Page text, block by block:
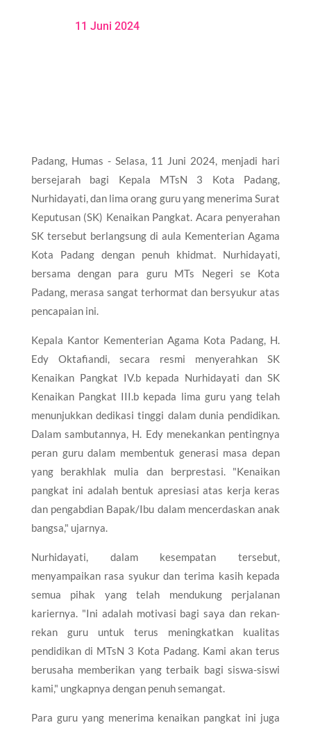
11 Juni 2024
Padang, Humas - Selasa, 11 Juni 2024, menjadi hari
bersejarah bagi Kepala MTsN 3 Kota Padang,
Nurhidayati, dan lima orang guru yang menerima Surat
Keputusan (SK) Kenaikan Pangkat. Acara penyerahan
SK tersebut berlangsung di aula Kementerian Agama
Kota Padang dengan penuh khidmat. Nurhidayati,
bersama dengan para guru MTs Negeri se Kota
Padang, merasa sangat terhormat dan bersyukur atas
pencapaian ini.
Kepala Kantor Kementerian Agama Kota Padang, H.
Edy Oktafiandi, secara resmi menyerahkan SK
Kenaikan Pangkat IV.b kepada Nurhidayati dan SK
Kenaikan Pangkat III.b kepada lima guru yang telah
menunjukkan dedikasi tinggi dalam dunia pendidikan.
Dalam sambutannya, H. Edy menekankan pentingnya
peran guru dalam membentuk generasi masa depan
yang berakhlak mulia dan berprestasi. "Kenaikan
pangkat ini adalah bentuk apresiasi atas kerja keras
dan pengabdian Bapak/Ibu dalam mencerdaskan anak
bangsa," ujarnya.
Nurhidayati, dalam kesempatan tersebut,
menyampaikan rasa syukur dan terima kasih kepada
semua pihak yang telah mendukung perjalanan
kariernya. "Ini adalah motivasi bagi saya dan rekan-
rekan guru untuk terus meningkatkan kualitas
pendidikan di MTsN 3 Kota Padang. Kami akan terus
berusaha memberikan yang terbaik bagi siswa-siswi
kami," ungkapnya dengan penuh semangat.
Para guru yang menerima kenaikan pangkat ini juga